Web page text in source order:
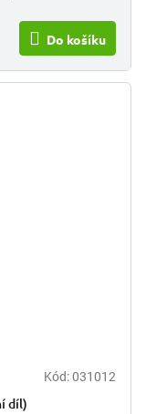
Do košíku
Kód:031012
díl)